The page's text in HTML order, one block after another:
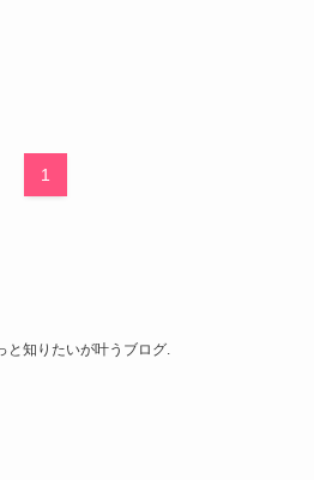
1
と知りたいが叶うブログ.